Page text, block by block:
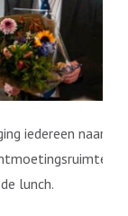
iedereen naar
lunch.